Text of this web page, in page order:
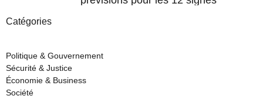
Catégories
Politique & Gouvernement
Sécurité & Justice
Économie & Business
Société